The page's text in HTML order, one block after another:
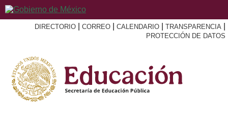
DIRECTORIO CORREO CALENDARIO TRANSPARENCIA
PROTECCIÓN DE DATOS